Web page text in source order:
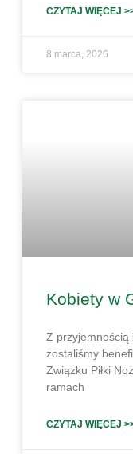
CZYTAJ WIĘCEJ
8 marca, 2026
Kobiety w
Z przyjemnością
zostaliśmy
Związku Piłki
ramach
CZYTAJ WIĘCEJ